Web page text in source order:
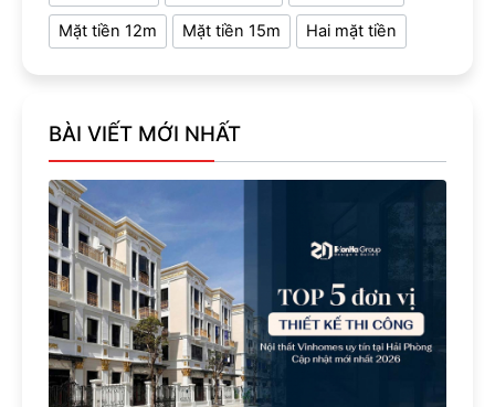
Mặt tiền 12m Mặt tiền 15m Hai mặt tiền
BÀI VIẾT MỚI NHẤT